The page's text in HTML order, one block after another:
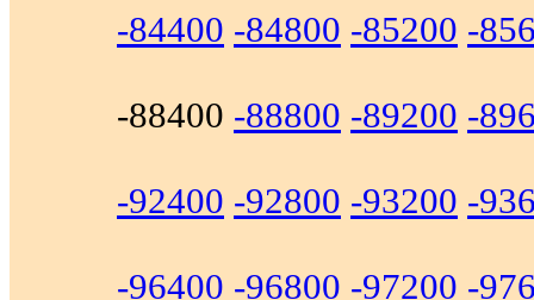
-84400 -84800 -85200 -
-88400 -88800 -89200 -
-92400 -92800 -93200 -
-96400 -96800 -97200 -